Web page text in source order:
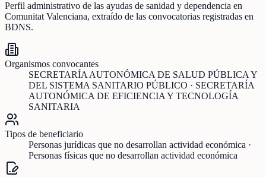
Perfil administrativo de las ayudas de sanidad y dependencia en
Comunitat Valenciana, extraído de las convocatorias registradas en
BDNS.
Organismos convocantes
SECRETARÍA AUTONÓMICA DE SALUD PÚBLICA Y
DEL SISTEMA SANITARIO PÚBLICO · SECRETARÍA
AUTONÓMICA DE EFICIENCIA Y TECNOLOGÍA
SANITARIA
Tipos de beneficiario
Personas jurídicas que no desarrollan actividad económica ·
Personas físicas que no desarrollan actividad económica